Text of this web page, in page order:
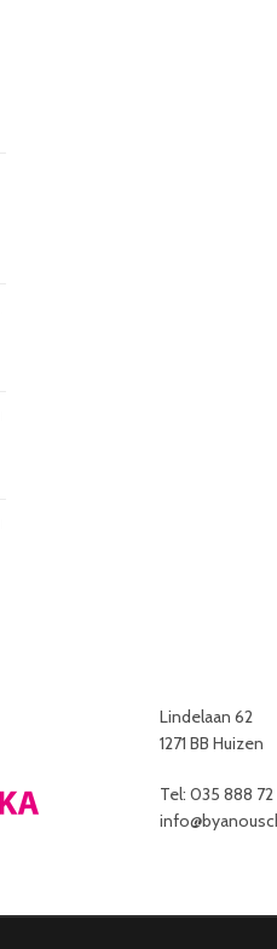
Lindelaan 62
1271 BB Huizen
Tel: 035 888 72